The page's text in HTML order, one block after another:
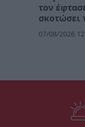
τον
σκοτώσει
07/08/2026